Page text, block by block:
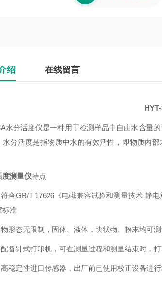
绍 在线留言
水分活度仪‌是一种用于检测样品中自由水含量
水分活度是指物质中水的有效活性，即物质内
度测量仪特点
合GB/T 17626《电磁兼容试验和测量技术 静
标准
形态无限制，固体、液体，块状物、粉末均可
备针式打印机，可在测量过程和测量结束时，打
稳定性进口传感器，出厂前已使用校正设备进